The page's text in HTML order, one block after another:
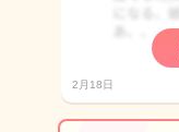
2月18日